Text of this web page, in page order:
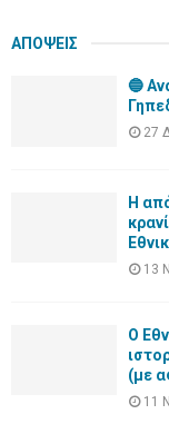
ΑΠΟΨΕΙΣ
🔵
27
Η
13
Ο
(με
11